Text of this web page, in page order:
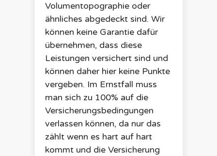
Volumentopographie oder
ähnliches abgedeckt sind. Wir
können keine Garantie dafür
übernehmen, dass diese
Leistungen versichert sind und
können daher hier keine Punkte
vergeben. Im Ernstfall muss
man sich zu 100% auf die
Versicherungsbedingungen
verlassen können, da nur das
zählt wenn es hart auf hart
kommt und die Versicherung